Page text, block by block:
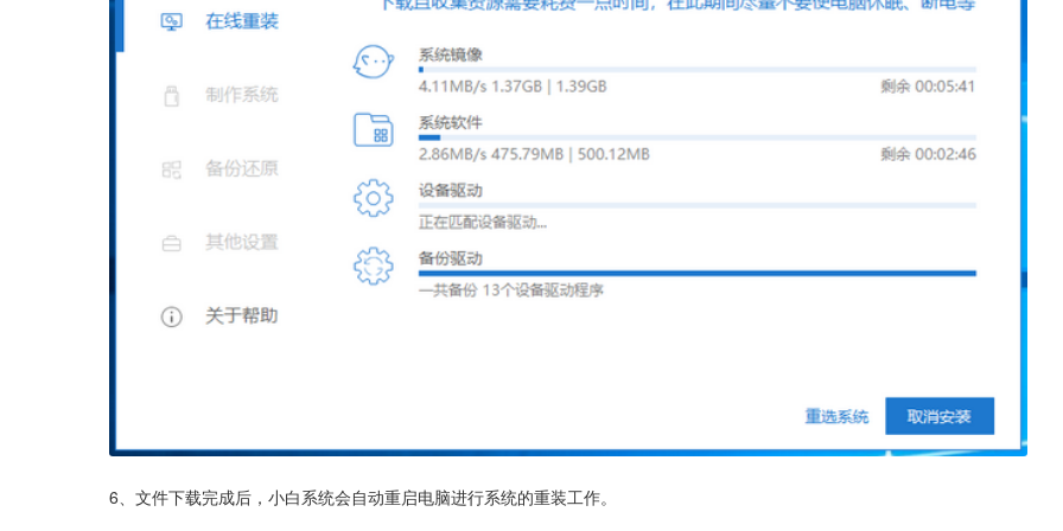
6、文件下载完成后，小白系统会自动重启电脑进行系统的重装工作。